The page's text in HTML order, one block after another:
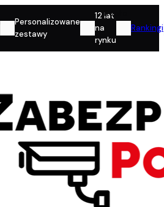
Personalizowane
zestawy
12 lat
na
rynku
Rankingi
Konto